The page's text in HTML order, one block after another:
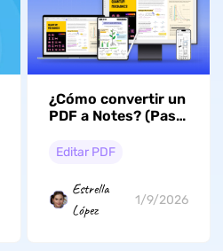
¿Cómo convertir un
PDF a Notes? (Paso
Editar PDF
Estrella
López
1/9/2026